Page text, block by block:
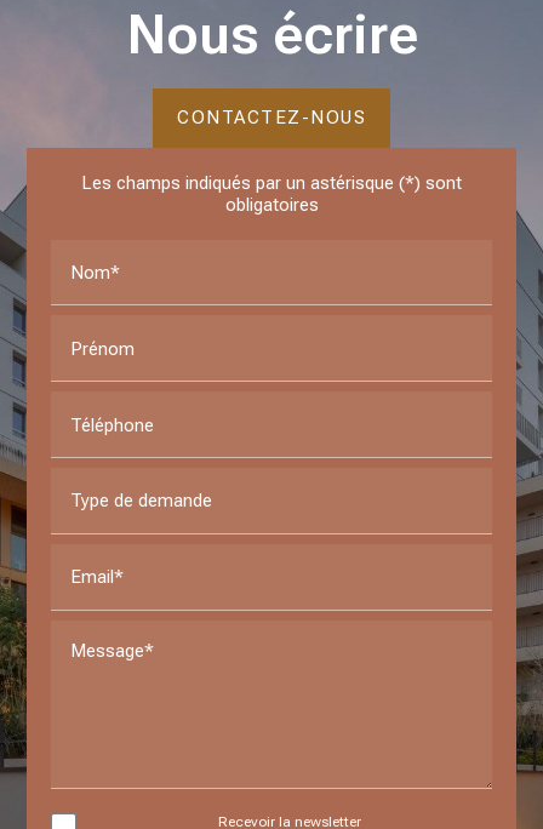
Nous écrire
CONTACTEZ-NOUS
Les champs indiqués par un astérisque (*) sont
obligatoires
Nom*
Prénom
Téléphone
Type de demande
Email*
Message*
Recevoir la newsletter